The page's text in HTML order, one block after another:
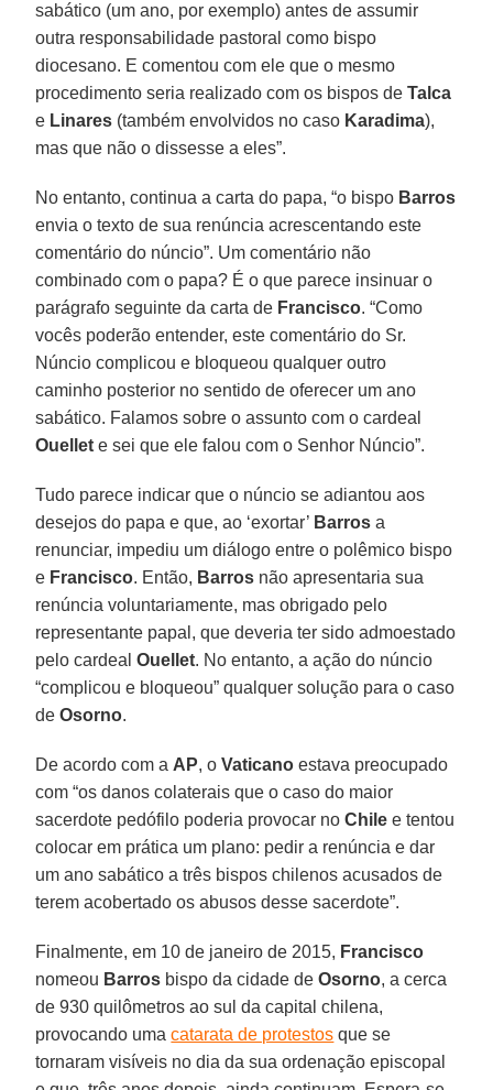
sabático (um ano, por exemplo) antes de assumir
outra responsabilidade pastoral como bispo
diocesano. E comentou com ele que o mesmo
procedimento seria realizado com os bispos deTalca
e Linares (também envolvidos no caso Karadima),
mas que não o dissesse a eles”.
No entanto, continua a carta do papa, “o bispo Barros
envia o texto de sua renúncia acrescentando este
comentário do núncio”. Um comentário não
combinado com o papa? É o que parece insinuar o
parágrafo seguinte da carta de Francisco. “Como
vocês poderão entender, este comentário do Sr.
Núncio complicou e bloqueou qualquer outro
caminho posterior no sentido de oferecer um ano
sabático. Falamos sobre o assunto com o cardeal
Ouellet e sei que ele falou com o Senhor Núncio”.
Tudo parece indicar que o núncio se adiantou aos
desejos do papa e que, ao ‘exortar’ Barros a
renunciar, impediu um diálogo entre o polêmico bispo
e Francisco. Então, Barros não apresentaria sua
renúncia voluntariamente, mas obrigado pelo
representante papal, que deveria ter sido admoestado
pelo cardealOuellet. No entanto, a ação do núncio
“complicou e bloqueou” qualquer solução para o caso
deOsorno.
De acordo com a AP, oVaticano estava preocupado
com “os danos colaterais que o caso do maior
sacerdote pedófilo poderia provocar noChile e tentou
colocar em prática um plano: pedir a renúncia e dar
um ano sabático a três bispos chilenos acusados de
terem acobertado os abusos desse sacerdote”.
Finalmente, em 10 de janeiro de 2015, Francisco
nomeou Barros bispo da cidade deOsorno, a cerca
de 930 quilômetros ao sul da capital chilena,
provocando umacatarata de protestos que se
tornaram visíveis no dia da sua ordenação episcopal